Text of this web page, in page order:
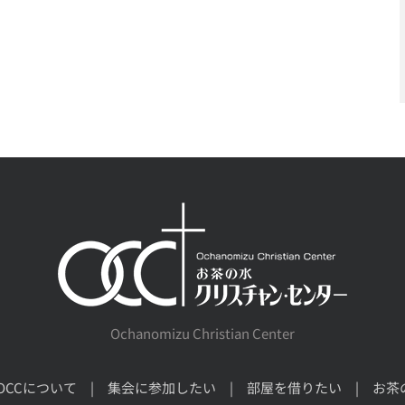
Ochanomizu Christian Center
について 集会に参加したい 部屋を借りたい お茶